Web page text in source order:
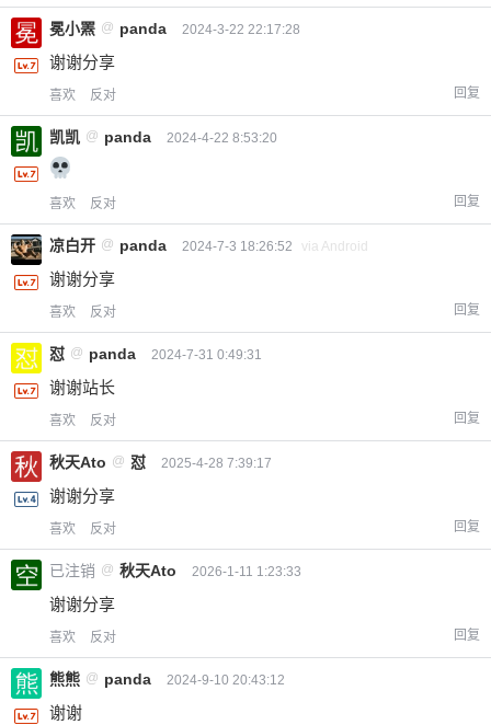
冕小罴 @ panda 2024-3-22 22:17:28
谢谢分享
喜欢 反对 回复
凯凯 @ panda 2024-4-22 8:53:20
喜欢 反对 回复
凉白开 @ panda 2024-7-3 18:26:52 via Android
谢谢分享
喜欢 反对 回复
怼 @ panda 2024-7-31 0:49:31
谢谢站长
喜欢 反对 回复
秋天Ato @ 怼 2025-4-28 7:39:17
谢谢分享
喜欢 反对 回复
已注销 @ 秋天Ato 2026-1-11 1:23:33
谢谢分享
喜欢 反对 回复
熊熊 @ panda 2024-9-10 20:43:12
谢谢